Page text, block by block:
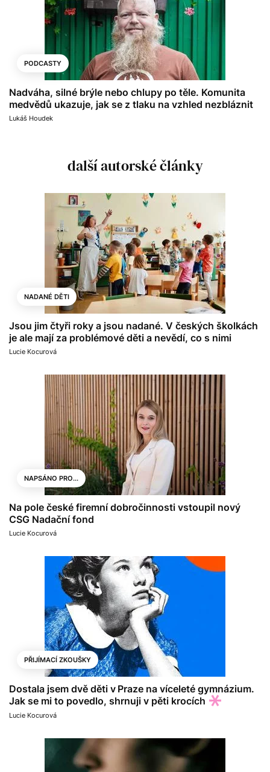
PODCASTY
Nadváha, silné brýle nebo chlupy po těle. Komunita
medvědů ukazuje, jak se z tlaku na vzhled nezbláznit
Lukáš Houdek
další autorské články
NADANÉ DĚTI
Jsou jim čtyři roky a jsou nadané. V českých školkách
je ale mají za problémové děti a nevědí, co s nimi
Lucie Kocurová
NAPSÁNO PRO...
Na pole české firemní dobročinnosti vstoupil nový
CSG Nadační fond
Lucie Kocurová
PŘIJÍMACÍ ZKOUŠKY
Dostala jsem dvě děti v Praze na víceleté gymnázium.
Jak se mi to povedlo, shrnuji v pěti krocích
Lucie Kocurová